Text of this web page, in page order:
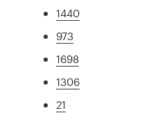
1440
973
1698
1306
21